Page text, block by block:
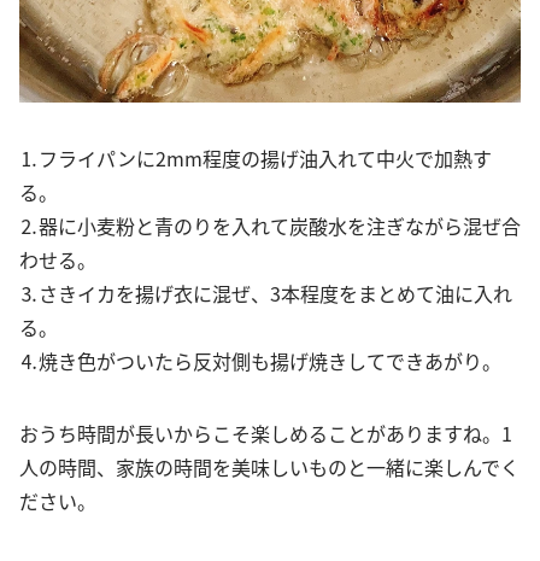
⒈フライパンに2mm程度の揚げ油入れて中火で加熱す
る。
⒉器に小麦粉と青のりを入れて炭酸水を注ぎながら混ぜ合
わせる。
⒊さきイカを揚げ衣に混ぜ、3本程度をまとめて油に入れ
る。
⒋焼き色がついたら反対側も揚げ焼きしてできあがり。
おうち時間が長いからこそ楽しめることがありますね。1
人の時間、家族の時間を美味しいものと一緒に楽しんでく
ださい。